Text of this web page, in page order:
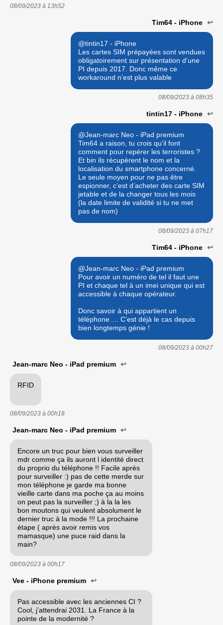
08/09/2023 à 13h52
Tim64 - iPhone ↩
@tintin17 - iPhone
Les cartes SIM prépayées sont vendues
obligatoirement sur présentation d’une
PI depuis 2017. Donc même ce
workaround n’est plus valable
08/09/2023 à 08h35
tintin17 - iPhone ↩
@Jean-marc Neo - iPad premium
Tim64 a raison, tu crois qu’il font
comment pour repérer les terroristes ?
Et bin ils récupèrent le nom et la
localisation du smartphone concerné.
Le seule moyen pour ne pas être
espionner, c’est d’acheter des carte SIM
jetable et de la changer tous les mois
(la date limite de validité si tu ne met
pas de nom)
08/09/2023 à 07h17
Tim64 - iPhone ↩
@Jean-marc Neo - iPad premium
Pour avoir un numéro de tel il faut une
PI et chaque tel à un imei unique qui est
accessible à chaque opérateur.
Donc savoir à qui appartient un
téléphone…. C’est déjà le cas depuis
bien longtemps génie !
08/09/2023 à 00h27
Jean-marc Neo - iPad premium ↩
RFID
08/09/2023 à 00h18
Jean-marc Neo - iPad premium ↩
Encore un truc pour bien vous surveiller
mdr comme ça ils auront l identité direct
du proprio du téléphone !! Facile après
pour surveiller :) pas de cette merde sur
mon téléphone je garde ma bonne
vieille carte dans ma poche ça au moins
on peut pas la surveiller ;) à la la les
bon moutons qui veulent absolument le
dernier truc à la mode !!! La prochaine
étape ( après avoir remis vos
mamasque) une puce raid dans la
main?
08/09/2023 à 00h17
Vee - iPhone premium ↩
Pas accessible avec les anciennes CI ?
Cool, j’attendrai 2031. La France à la
pointe de la modernité ?